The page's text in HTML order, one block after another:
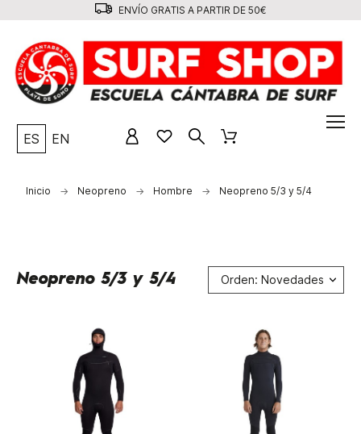
ENVÍO GRATIS A PARTIR DE 50€
ES EN
Inicio Neopreno Hombre Neopreno 5/3 y 5/4
Neopreno 5/3 y 5/4 Orden: Novedades